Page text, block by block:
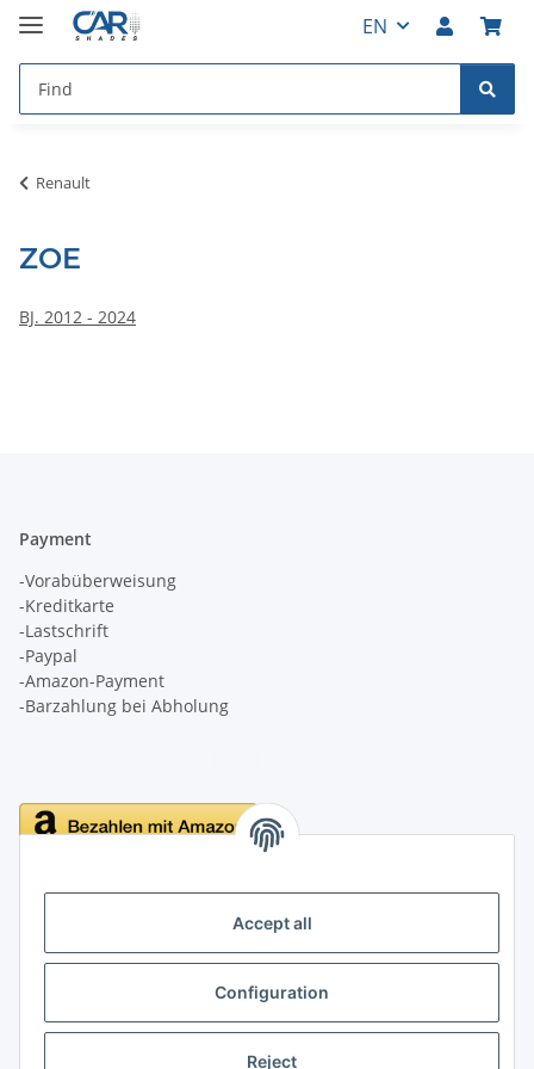
Accept all
Configuration
Reject
EN
Renault
ZOE
BJ. 2012 - 2024
Payment
-Vorabüberweisung
-Kreditkarte
-Lastschrift
-Paypal
-Amazon-Payment
-Barzahlung bei Abholung